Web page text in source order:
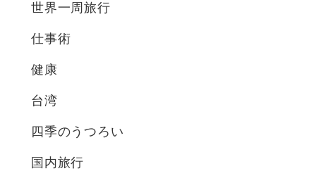
世界一周旅行
仕事術
健康
台湾
四季のうつろい
国内旅行